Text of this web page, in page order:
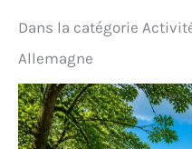
Dans la catégorie
Allemagne